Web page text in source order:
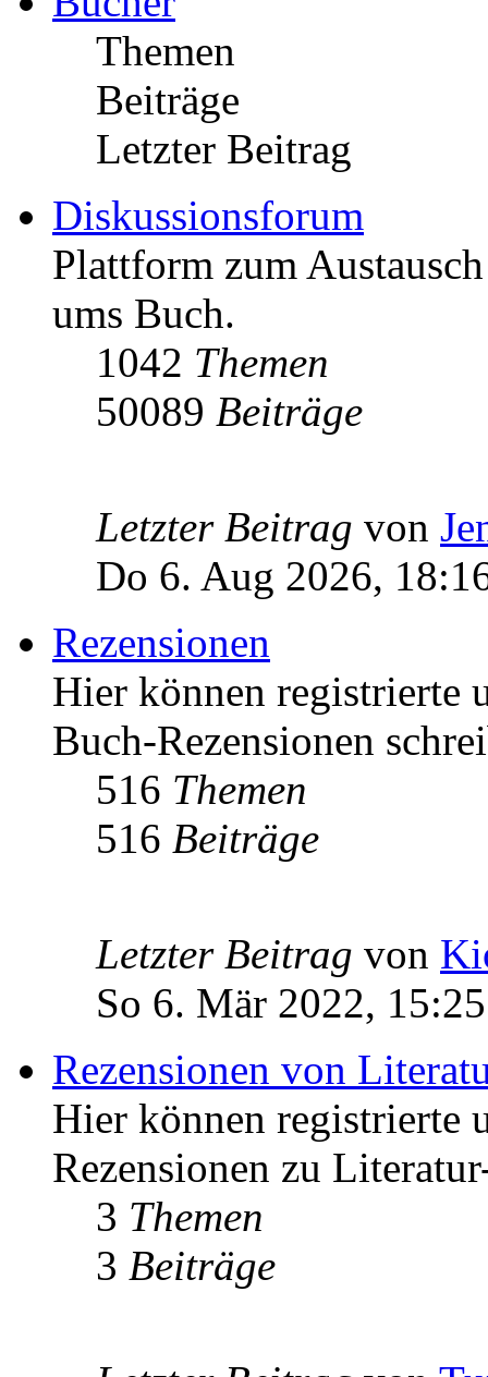
Themen
Beiträge
Letzter Beitrag
Diskussionsforum
Plattform zum
ums Buch.
1042 Themen
50089 Beiträge
Letzter Beitrag von
Do 6. Aug 2026,
Rezensionen
Hier können registrierte
Buch-Rezensionen
516 Themen
516 Beiträge
Letzter Beitrag von
So 6. Mär 2022, 15:25
Rezensionen von
Hier können registrierte
Rezensionen zu
3 Themen
3 Beiträge